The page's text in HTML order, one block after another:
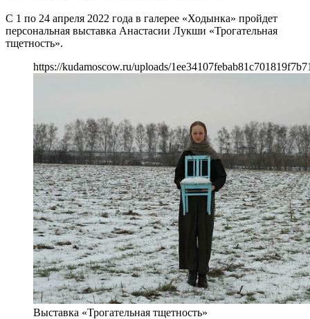
С 1 по 24 апреля 2022 года в галерее «Ходынка» пройдет
персональная выставка Анастасии Лукши «Трогательная
тщетность».
https://kudamoscow.ru/uploads/
Выставка «Трогательная тщетность»